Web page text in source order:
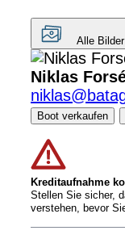
Alle
Niklas
Boot verkaufen
Kreditaufnahme
Stellen Sie sicher,
verstehen, bevor